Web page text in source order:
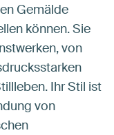
Gemälde
können. Sie
von
Ihr Stil ist
von